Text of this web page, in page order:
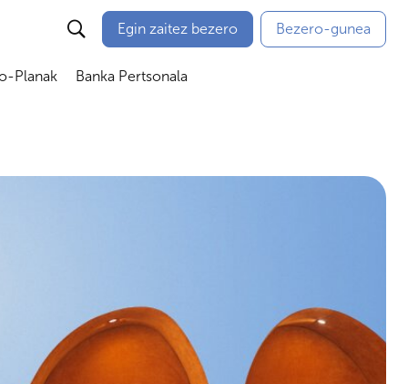
Egin zaitez bezero Bezero-gunea
Planak
Abrir submenú
Banka Pertsonala